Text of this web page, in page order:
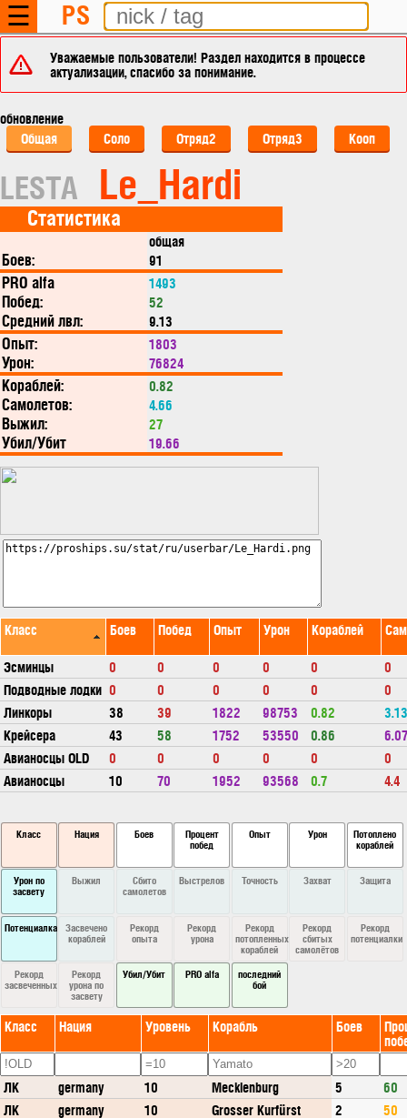
☰ PS
Уважаемые пользователи! Раздел находится в процессе
актуализации, спасибо за понимание.
обновление
Общая
Соло Отряд2 Отряд3 Кооп
LESTA Le_Hardi
Статистика
общая
Боев: 91
PRO alfa 1493
Побед: 52
Средний лвл: 9.13
Опыт: 1803
Урон: 76824
Кораблей: 0.82
Самолетов: 4.66
Выжил: 27
Убил/Убит 19.66
Класс Боев Побед Опыт Урон Кораблей
Эсминцы
0 0 0 0 0
0
Подводные лодки 0 0 0 0 0
0
Линкоры
38 39 1822 98753 0.82
3.13
Крейсера
43 58 1752 53550 0.86
6.07
Авианосцы OLD
0 0 0 0 0
0
Авианосцы
10 70 1952 93568 0.7 4.4
Класс Нация Боев
Процент
побед
Опыт Урон
Потоплено
кораблей
Урон по
засвету
Выжил
Сбито
самолетов
Выстрелов Точность Захват Защита
Потенциалка
Засвечено
кораблей
Рекорд
опыта
Рекорд
урона
Рекорд
потопленных
кораблей
Рекорд
сбитых
самолётов
Рекорд
потенциалки
Рекорд
засвеченных
Рекорд
урона по
засвету
Убил/Убит PRO alfa
последний
бой
Класс Нация Уровень Корабль Боев
ЛК germany 10 Mecklenburg 5
60
ЛК
germany 10 Grosser Kurfürst 2
50